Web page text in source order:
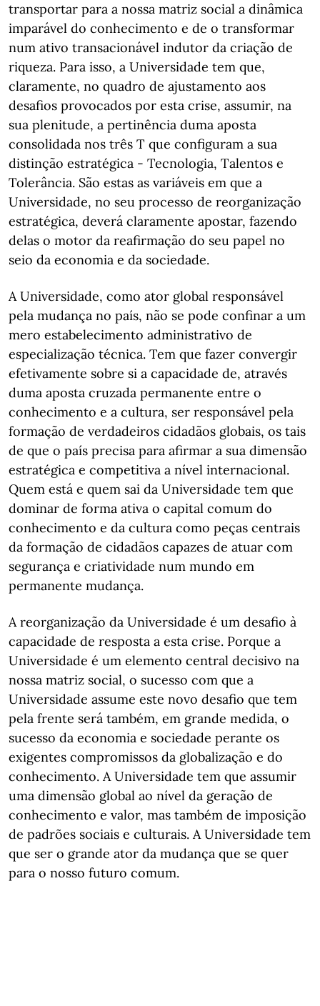
transportar para a nossa matriz social a dinâmica
imparável do conhecimento e de o transformar
num ativo transacionável indutor da criação de
riqueza. Para isso, a Universidade tem que,
claramente, no quadro de ajustamento aos
desafios provocados por esta crise, assumir, na
sua plenitude, a pertinência duma aposta
consolidada nos três T que configuram a sua
distinção estratégica - Tecnologia, Talentos e
Tolerância. São estas as variáveis em que a
Universidade, no seu processo de reorganização
estratégica, deverá claramente apostar, fazendo
delas o motor da reafirmação do seu papel no
seio da economia e da sociedade.
A Universidade, como ator global responsável
pela mudança no país, não se pode confinar a um
mero estabelecimento administrativo de
especialização técnica. Tem que fazer convergir
efetivamente sobre si a capacidade de, através
duma aposta cruzada permanente entre o
conhecimento e a cultura, ser responsável pela
formação de verdadeiros cidadãos globais, os tais
de que o país precisa para afirmar a sua dimensão
estratégica e competitiva a nível internacional.
Quem está e quem sai da Universidade tem que
dominar de forma ativa o capital comum do
conhecimento e da cultura como peças centrais
da formação de cidadãos capazes de atuar com
segurança e criatividade num mundo em
permanente mudança.
A reorganização da Universidade é um desafio à
capacidade de resposta a esta crise. Porque a
Universidade é um elemento central decisivo na
nossa matriz social, o sucesso com que a
Universidade assume este novo desafio que tem
pela frente será também, em grande medida, o
sucesso da economia e sociedade perante os
exigentes compromissos da globalização e do
conhecimento. A Universidade tem que assumir
uma dimensão global ao nível da geração de
conhecimento e valor, mas também de imposição
de padrões sociais e culturais. A Universidade tem
que ser o grande ator da mudança que se quer
para o nosso futuro comum.